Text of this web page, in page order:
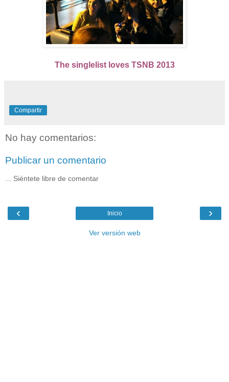
The singlelist loves TSNB 2013
Compartir
No hay comentarios:
Publicar un comentario
... Siéntete libre de comentar
‹ ›
Inicio
Ver versión web